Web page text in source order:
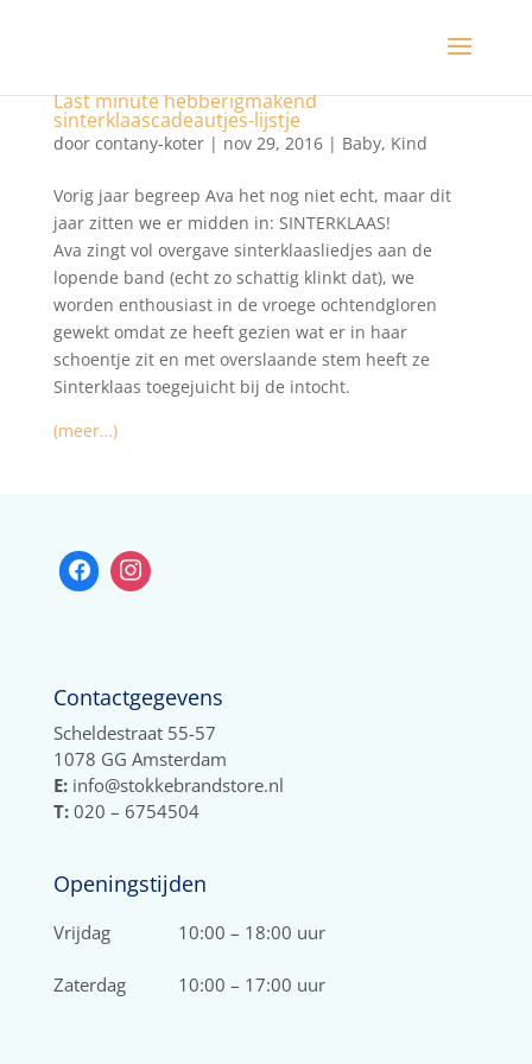
Last minute hebberigmakend
sinterklaascadeautjes-lijstje
door contany-koter| nov 29, 2016| Baby, Kind
Vorig jaar begreep Ava het nog niet echt, maar dit
jaar zitten we er midden in: SINTERKLAAS!
Ava zingt vol overgave sinterklaasliedjes aan de
lopende band (echt zo schattig klinkt dat), we
worden enthousiast in de vroege ochtendgloren
gewekt omdat ze heeft gezien wat er in haar
schoentje zit en met overslaande stem heeft ze
Sinterklaas toegejuicht bij de intocht.
(meer…)
Contactgegevens
Scheldestraat 55-57
1078 GG Amsterdam
E:info@stokkebrandstore.nl
T:020 – 6754504
Openingstijden
Vrijdag 10:00 – 18:00 uur
Zaterdag 10:00 – 17:00 uur